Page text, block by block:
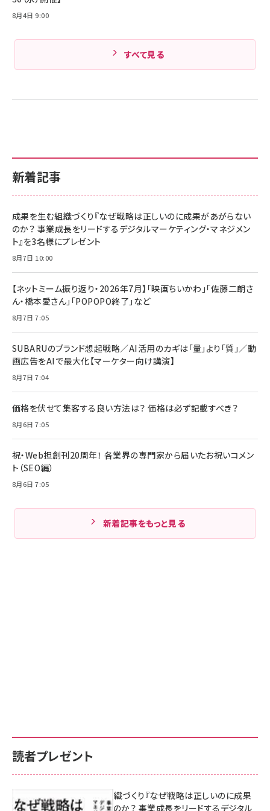
新着記事
成果を生む組織づくり『なぜ戦略は正しいのに成果があがらない
のか？ 事業成長をリードするデジタルマーケティング・マネジメン
ト』を3名様にプレゼント
8月7日 10:00
【ネットミーム振り返り・2026年7月】「映画ちいかわ」「佐藤二朗さ
ん・橋本愛さん」「POPOPO終了」など
8月7日 7:05
SUBARUのブランド想起戦略／AI活用のカギは「量」より「質」／動
画広告をAIで最大化【マーケター向け講演】
8月7日 7:04
価格を伏せて集客する良い方法は？ 価格は必ず記載すべき？
8月6日 7:05
祝・Web担創刊20周年！ 各業界の専門家から届いたお祝いコメン
ト（SEO編）
8月6日 7:05
新着記事をもっと見る
読者プレゼント
成果を生む組織づくり『なぜ戦略は正しいのに成果
があがらないのか？ 事業成長をリードするデジタル
8月4日 9:00
すべて見る